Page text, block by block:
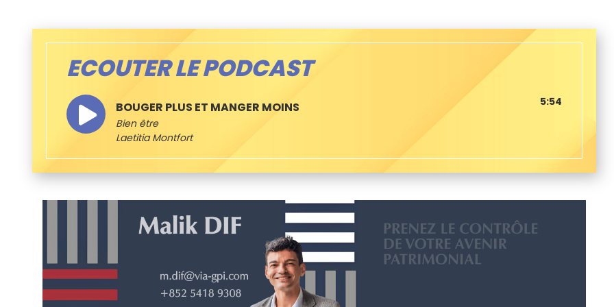
ECOUTER LE PODCAST
BOUGER PLUS ET MANGER MOINS
Bien être
Laetitia Montfort
5:54